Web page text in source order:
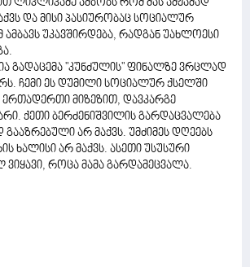
ლიკლიკაძე ამბობს რომ მას ამჟამად
და მისი პასიურობაც სოციალურ
ამბავს უკავშირდება, რადგან უახლოესი
გადაცემა "კუნძულის" ფინალზე ვრცლად
ჩემი ეს დუმილი სოციალურ ქსელში
მიზეზით, დავკარგე
ქეთი ბერძენიშვილის გარდაცვალება
გააზრებული არ მაქვს. უმძიმეს დღეებს
ხალისი არ მაქვს. ასეთი უსუსური
როცა მამა გარდამეცვალა.